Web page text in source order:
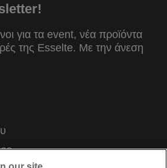
για τα event, νέα προϊόντα
της Esselte. Mε την άνεση